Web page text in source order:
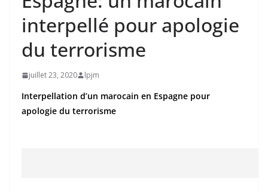
interpellé pour apologie
du terrorisme
juillet 23, 2020 lpjm
Interpellation d’un marocain en Espagne pour
apologie du terrorisme